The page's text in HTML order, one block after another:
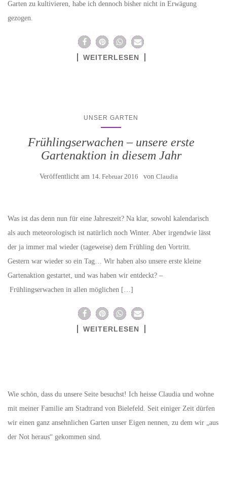
Garten zu kultivieren, habe ich dennoch bisher nicht in Erwägung
gezogen.
WEITERLESEN
UNSER GARTEN
Frühlingserwachen – unsere erste
Gartenaktion in diesem Jahr
Veröffentlicht am 14. Februar 2016 von Claudia
Was ist das denn nun für eine Jahreszeit? Na klar, sowohl kalendarisch
als auch meteorologisch ist natürlich noch Winter. Aber irgendwie lässt
der ja immer mal wieder (tageweise) dem Frühling den Vortritt.
Gestern war wieder so ein Tag… Wir haben also unsere erste kleine
Gartenaktion gestartet, und was haben wir entdeckt? –
Frühlingserwachen in allen möglichen […]
WEITERLESEN
Wie schön, dass du unsere Seite besuchst! Ich heisse Claudia und wohne
mit meiner Familie am Stadtrand von Bielefeld. Seit einiger Zeit dürfen
wir einen ganz ansehnlichen Garten unser Eigen nennen, zu dem wir „aus
der Not heraus“ gekommen sind.